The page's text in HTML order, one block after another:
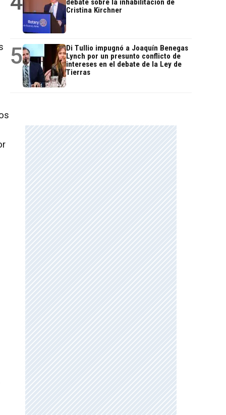
debate sobre la inhabilitación de
Cristina Kirchner
5
Di Tullio impugnó a Joaquín Benegas
Lynch por un presunto conflicto de
intereses en el debate de la Ley de
Tierras